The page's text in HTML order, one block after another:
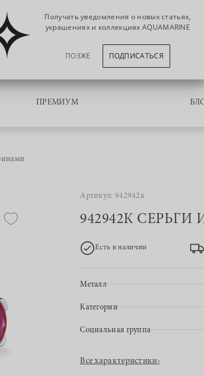
ПРЕМИУМ
Артикул: 942942к
942942К
Есть в наличии
Металл
Категории
Социальная группа
Все характеристики›
Получать уведомления о новых статьях,
украшениях и коллекциях AQUAMARINE
ПОЗЖЕ ПОДПИСАТЬСЯ